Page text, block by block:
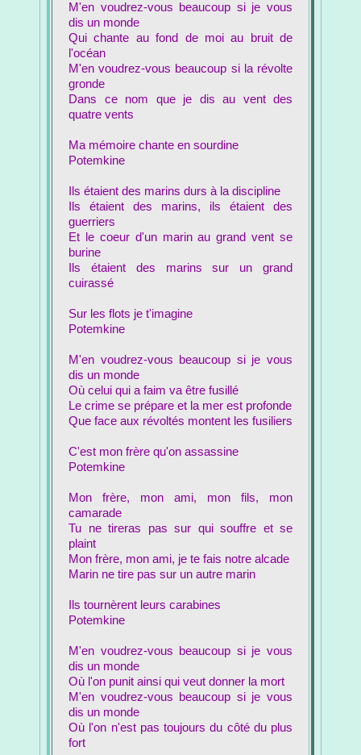
M'en voudrez-vous beaucoup si je vous
dis un monde
Qui chante au fond de moi au bruit de
l'océan
M'en voudrez-vous beaucoup si la révolte
gronde
Dans ce nom que je dis au vent des
quatre vents
Ma mémoire chante en sourdine
Potemkine
Ils étaient des marins durs à la discipline
Ils étaient des marins, ils étaient des
guerriers
Et le coeur d'un marin au grand vent se
burine
Ils étaient des marins sur un grand
cuirassé
Sur les flots je t'imagine
Potemkine
M'en voudrez-vous beaucoup si je vous
dis un monde
Où celui qui a faim va être fusillé
Le crime se prépare et la mer est profonde
Que face aux révoltés montent les fusiliers
C'est mon frère qu'on assassine
Potemkine
Mon frère, mon ami, mon fils, mon
camarade
Tu ne tireras pas sur qui souffre et se
plaint
Mon frère, mon ami, je te fais notre alcade
Marin ne tire pas sur un autre marin
Ils tournèrent leurs carabines
Potemkine
M'en voudrez-vous beaucoup si je vous
dis un monde
Où l'on punit ainsi qui veut donner la mort
M'en voudrez-vous beaucoup si je vous
dis un monde
Où l'on n'est pas toujours du côté du plus
fort